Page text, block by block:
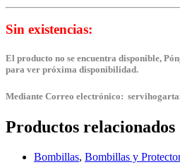
Sin existencias:
El producto no se encuentra disponible,
para ver próxima disponibilidad.
Mediante Correo electrónico:
Productos relacionados
Bombillas, Bombillas y